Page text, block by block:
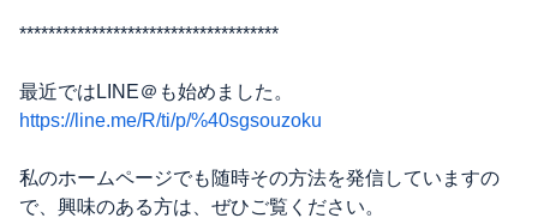
************************************
最近ではLINE＠も始めました。
https://line.me/R/ti/p/%40sgsouzoku
私のホームページでも随時その方法を発信していますの
で、興味のある方は、ぜひご覧ください。